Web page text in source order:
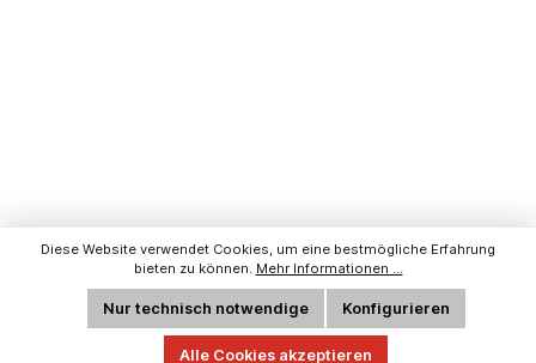
Diese Website verwendet Cookies, um eine bestmögliche Erfahrung
bieten zu können. Mehr Informationen ...
Nur technisch notwendige Konfigurieren
Alle Cookies akzeptieren